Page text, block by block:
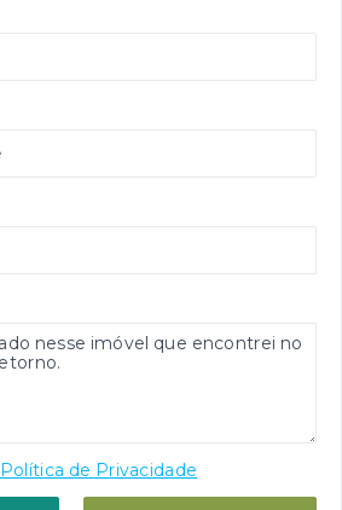
Política de Privacidade